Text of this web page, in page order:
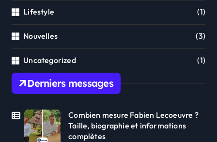
Lifestyle (1)
Nouvelles (3)
Uncategorized (1)
Derniers messages
Combien mesure Fabien Lecoeuvre ?
Taille, biographie et informations
complètes